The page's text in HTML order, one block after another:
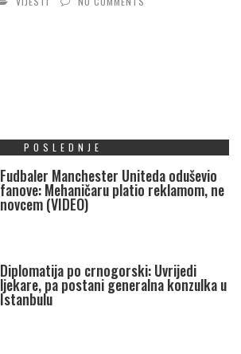
POSLEDNJE
Fudbaler Manchester Uniteda oduševio
fanove: Mehaničaru platio reklamom, ne
novcem (VIDEO)
Diplomatija po crnogorski: Uvrijedi
ljekare, pa postani generalna konzulka u
Istanbulu